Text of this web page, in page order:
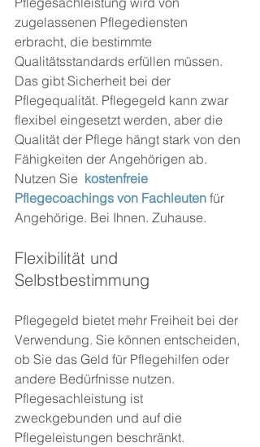
zugelassenen Pflegediensten
erbracht, die bestimmte
Qualitätsstandards erfüllen müssen.
Das gibt Sicherheit bei der
Pflegequalität. Pflegegeld kann zwar
flexibel eingesetzt werden, aber die
Qualität der Pflege hängt stark von den
Fähigkeiten der Angehörigen ab.
Nutzen Sie kostenfreie
Pflegecoachings von Fachleuten für
Angehörige. Bei Ihnen. Zuhause.
Flexibilität und
Selbstbestimmung
Pflegegeld bietet mehr Freiheit bei der
Verwendung. Sie können entscheiden,
ob Sie das Geld für Pflegehilfen oder
andere Bedürfnisse nutzen.
Pflegesachleistung ist
zweckgebunden und auf die
Pflegeleistungen beschränkt.